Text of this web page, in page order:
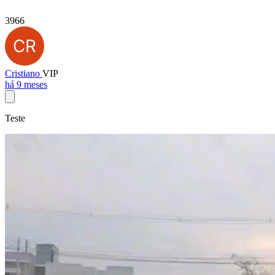
3966
Cristiano VIP
há 9 meses
Teste